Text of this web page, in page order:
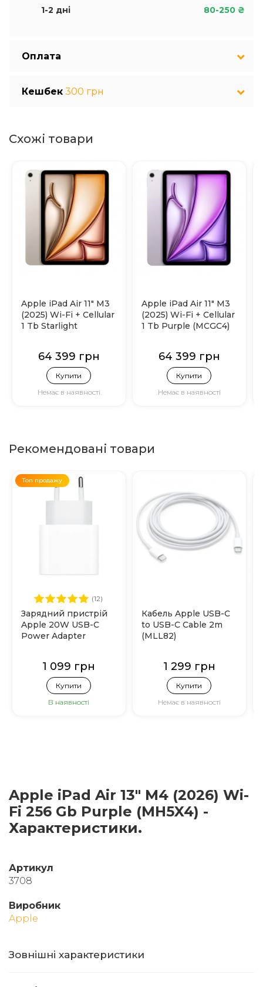
1-2 дні
80-250 ₴
Оплата
Кешбек 300 грн
Схожі товари
Apple iPad Air 11" M3
(2025) Wi-Fi + Cellular
1 Tb Starlight
64 399 грн
Купити
Немає в наявності
Apple iPad Air 11" M3
(2025) Wi-Fi + Cellular
1 Tb Purple (MCGC4)
64 399 грн
Купити
Немає в наявності
Рекомендовані товари
Топ продажу
(12)
Зарядний пристрій
Apple 20W USB-C
Power Adapter
1 099 грн
Купити
В наявності
Кабель Apple USB-C
to USB-C Cable 2m
(MLL82)
1 299 грн
Купити
Немає в наявності
Apple iPad Air 13" M4 (2026) Wi-
Fi 256 Gb Purple (MH5X4) -
Характеристики.
Артикул
3708
Виробник
Apple
Зовнішні характеристики